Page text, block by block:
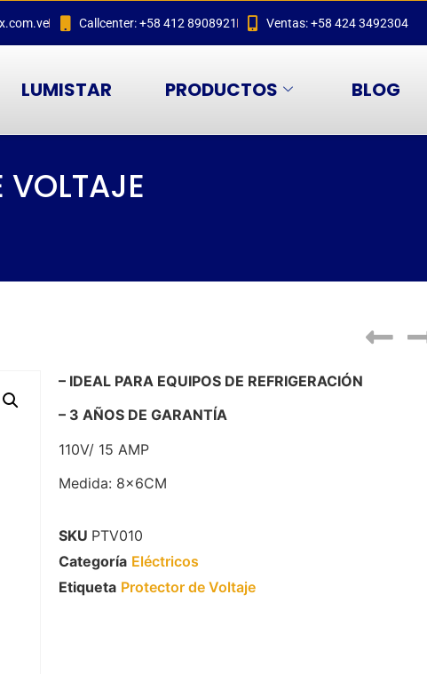
Callcenter: +58 412 8908921 Ventas: +58 424 3492304
LUMISTAR PRODUCTOS BLOG
VOLTAJE
– IDEAL PARA EQUIPOS DE REFRIGERACIÓN
– 3 AÑOS DE GARANTÍA
110V/ 15 AMP
Medida: 8x6CM
SKU PTV010
Categoría Eléctricos
Etiqueta Protector de Voltaje